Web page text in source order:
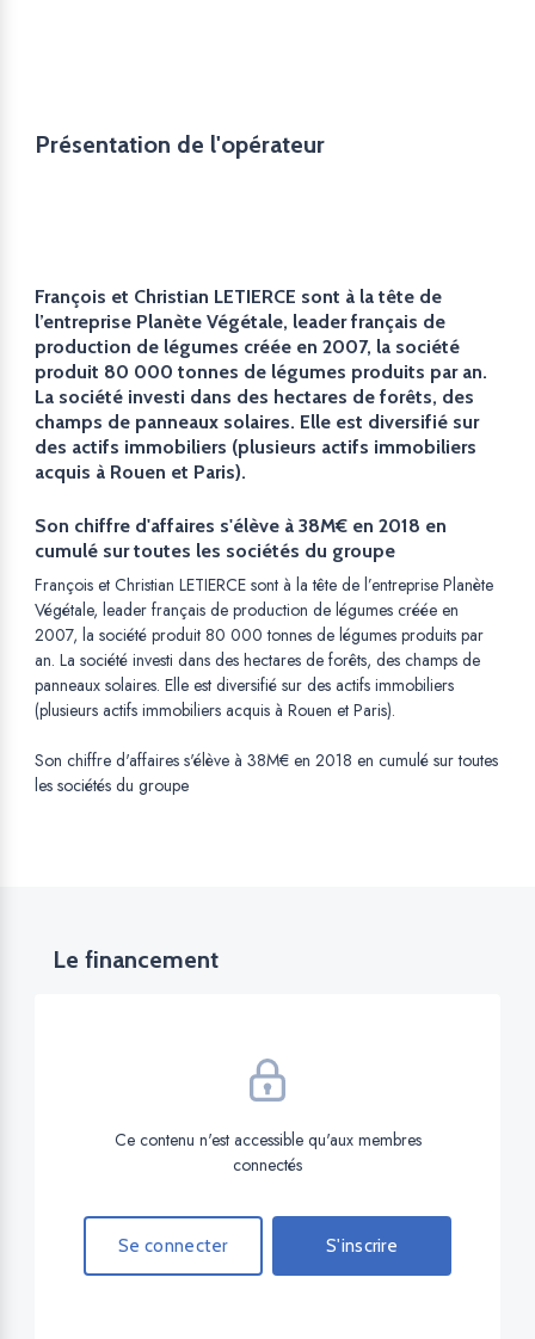
Présentation de l'opérateur
François et Christian LETIERCE sont à la tête de
l’entreprise Planète Végétale, leader français de
production de légumes créée en 2007, la société
produit 80 000 tonnes de légumes produits par an.
La société investi dans des hectares de forêts, des
champs de panneaux solaires. Elle est diversifié sur
des actifs immobiliers (plusieurs actifs immobiliers
acquis à Rouen et Paris).
Son chiffre d'affaires s'élève à 38M€ en 2018 en
cumulé sur toutes les sociétés du groupe
François et Christian LETIERCE sont à la tête de l’entreprise Planète
Végétale, leader français de production de légumes créée en
2007, la société produit 80 000 tonnes de légumes produits par
an. La société investi dans des hectares de forêts, des champs de
panneaux solaires. Elle est diversifié sur des actifs immobiliers
(plusieurs actifs immobiliers acquis à Rouen et Paris).
Son chiffre d'affaires s'élève à 38M€ en 2018 en cumulé sur toutes
les sociétés du groupe
Le financement
Ce contenu n'est accessible qu'aux membres
connectés
Se connecter S'inscrire